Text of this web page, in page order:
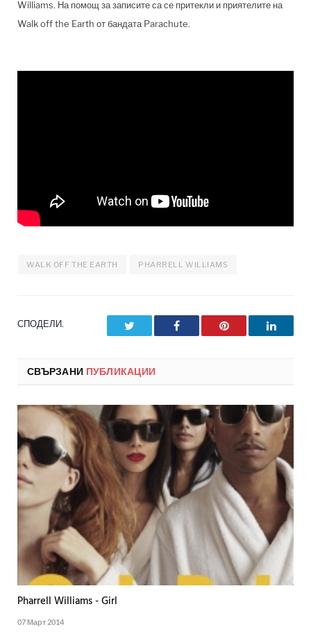
Williams. На помощ за записите са се притекли и приятелите на
Walk off the Earth от бандата Parachute.
WALK OFF THE EARTH PHARRELL WILLIAMS
СПОДЕЛИ. Facebook Pinterest
СВЪРЗАНИ ПУБЛИКАЦИИ
Pharrell Williams - Girl
07 Март 2014